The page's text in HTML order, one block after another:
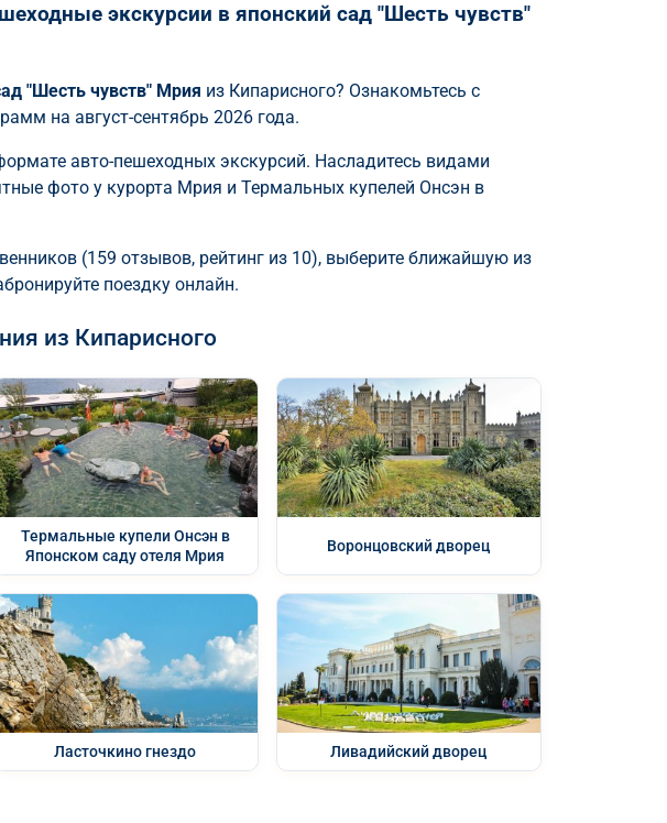
экскурсии в японский сад "Шесть чувств"
"Шесть чувств" Мрия из Кипарисного? Ознакомьтесь с
на август-сентябрь 2026 года.
авто-пешеходных экскурсий. Насладитесь видами
фото у курорта Мрия и Термальных купелей Онсэн в
(159 отзывов, рейтинг из 10), выберите ближайшую из
поездку онлайн.
из Кипарисного
Термальные купели Онсэн в
Японском саду отеля Мрия
Воронцовский дворец
Ласточкино гнездо Ливадийский дворец